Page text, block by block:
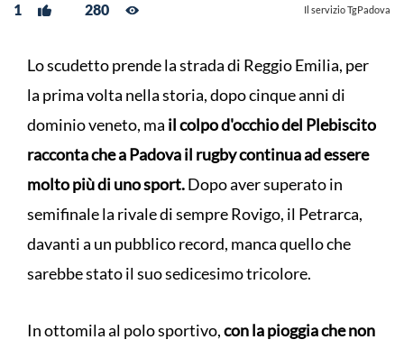
1 280 Il servizio TgPadova
Lo scudetto prende la strada di Reggio Emilia, per
la prima volta nella storia, dopo cinque anni di
dominio veneto, ma il colpo d'occhio del Plebiscito
racconta che a Padova il rugby continua ad essere
molto più di uno sport.Dopo aver superato in
semifinale la rivale di sempre Rovigo, il Petrarca,
davanti a un pubblico record, manca quello che
sarebbe stato il suo sedicesimo tricolore.
In ottomila al polo sportivo,con la pioggia che non